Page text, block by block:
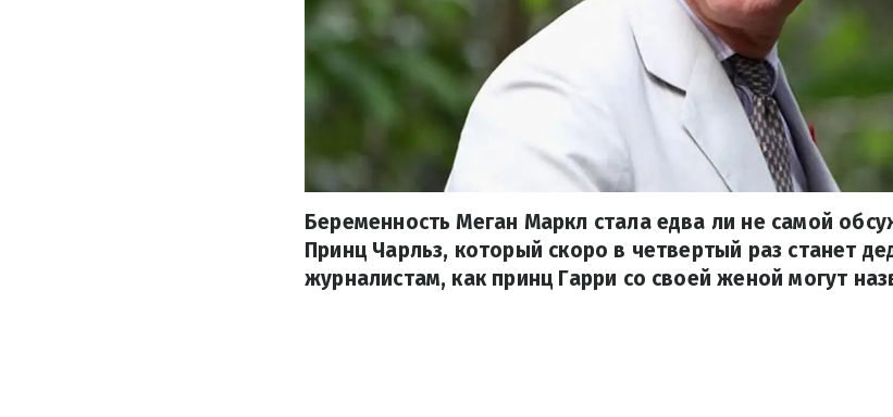
Беременность Меган Маркл стала едва ли не самой
Принц Чарльз, который скоро в четвертый раз станет
журналистам, как принц Гарри со своей женой могут